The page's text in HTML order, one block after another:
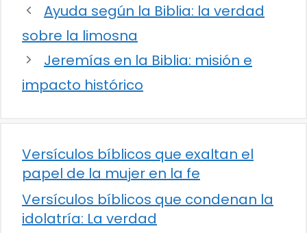
Ayuda según la Biblia: la verdad
sobre la limosna
Jeremías en la Biblia: misión e
impacto histórico
Versículos bíblicos que exaltan el
papel de la mujer en la fe
Versículos bíblicos que condenan la
idolatría: La verdad